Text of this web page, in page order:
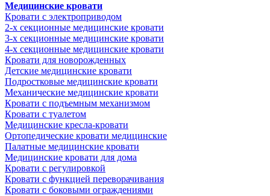
Медицинские кровати
Кровати с электроприводом
2-х секционные медицинские кровати
3-х секционные медицинские кровати
4-х секционные медицинские кровати
Кровати для новорожденных
Детские медицинские кровати
Подростковые медицинские кровати
Механические медицинские кровати
Кровати с подъемным механизмом
Кровати с туалетом
Медицинские крeсла-кровати
Ортопедические кровати медицинские
Палатные медицинские кровати
Медицинские кровати для дома
Кровати с регулировкой
Кровати с функцией переворачивания
Кровати с боковыми ограждениями